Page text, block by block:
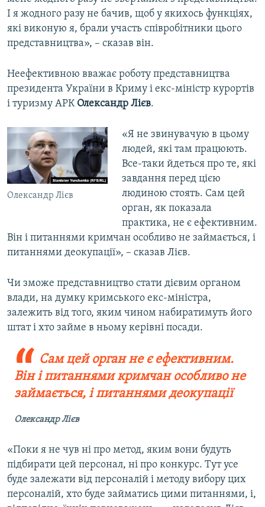
І я жодного разу не бачив, щоб у якихось функціях,
які виконую я, брали участь співробітники цього
представництва», – сказав він.
Неефективною вважає роботу представництва
президента України в Криму і екс-міністр курортів
і туризму АРК Олександр Лієв.
Олександр Лієв
«Я не звинувачую в цьому
людей, які там працюють.
Все-таки йдеться про те, які
завдання перед цією
людиною стоять. Сам цей
орган, як показала
практика, не є ефективним.
Він і питаннями кримчан особливо не займається, і
питаннями деокупації», – сказав Лієв.
Чи зможе представництво стати дієвим органом
влади, на думку кримського екс-міністра,
залежить від того, яким чином набиратимуть його
штат і хто займе в ньому керівні посади.
Сам цей орган не є ефективним.
Він і питаннями кримчан особливо не
займається, і питаннями деокупації
Олександр Лієв
«Поки я не чув ні про метод, яким вони будуть
підбирати цей персонал, ні про конкурс. Тут усе
буде залежати від персоналій і методу вибору цих
персоналій, хто буде займатись цими питаннями, і,